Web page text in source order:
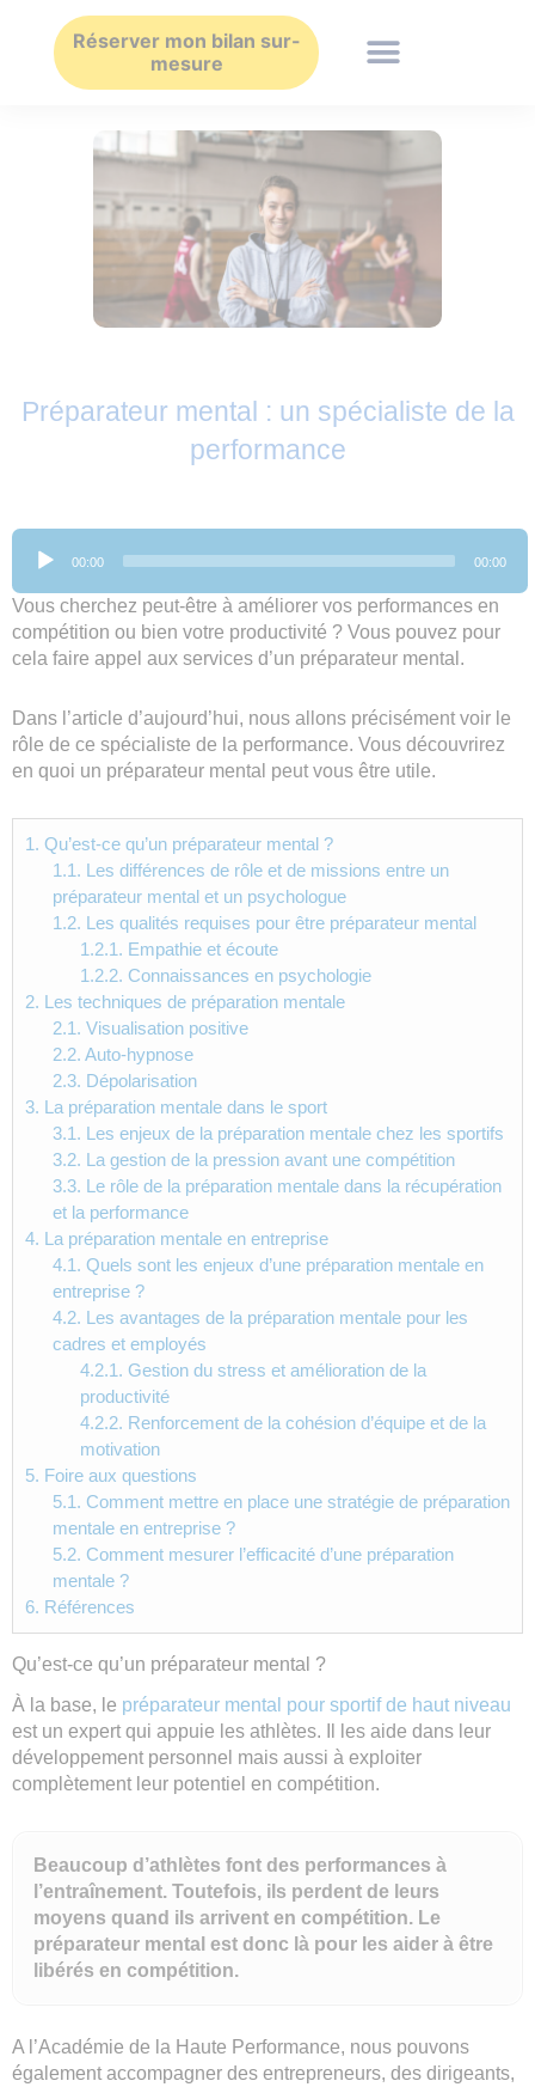
contenu
Réserver mon bilan sur-
mesure
Préparateur mental : un spécialiste de la
performance
Lecteur
audio
00:00 00:00
Vous cherchez peut-être à améliorer vos performances en
compétition ou bien votre productivité ? Vous pouvez pour
cela faire appel aux services d’un préparateur mental.
Dans l’article d’aujourd’hui, nous allons précisément voir le
rôle de ce spécialiste de la performance. Vous découvrirez
en quoi un préparateur mental peut vous être utile.
1. Qu’est-ce qu’un préparateur mental ?
1.1. Les différences de rôle et de missions entre un
préparateur mental et un psychologue
1.2. Les qualités requises pour être préparateur mental
1.2.1. Empathie et écoute
1.2.2. Connaissances en psychologie
2. Les techniques de préparation mentale
2.1. Visualisation positive
2.2. Auto-hypnose
2.3. Dépolarisation
3. La préparation mentale dans le sport
3.1. Les enjeux de la préparation mentale chez les sportifs
3.2. La gestion de la pression avant une compétition
3.3. Le rôle de la préparation mentale dans la récupération
et la performance
4. La préparation mentale en entreprise
4.1. Quels sont les enjeux d’une préparation mentale en
entreprise ?
4.2. Les avantages de la préparation mentale pour les
cadres et employés
4.2.1. Gestion du stress et amélioration de la
productivité
4.2.2. Renforcement de la cohésion d’équipe et de la
motivation
5. Foire aux questions
5.1. Comment mettre en place une stratégie de préparation
mentale en entreprise ?
5.2. Comment mesurer l’efficacité d’une préparation
mentale ?
6. Références
Qu’est-ce qu’un préparateur mental ?
À la base, le préparateur mental pour sportif de haut niveau
est un expert qui appuie les athlètes. Il les aide dans leur
développement personnel mais aussi à exploiter
complètement leur potentiel en compétition.
Beaucoup d’athlètes font des performances à
l’entraînement. Toutefois, ils perdent de leurs
moyens quand ils arrivent en compétition. Le
préparateur mental est donc là pour les aider à être
libérés en compétition.
A l’Académie de la Haute Performance, nous pouvons
également accompagner des entrepreneurs, des dirigeants,